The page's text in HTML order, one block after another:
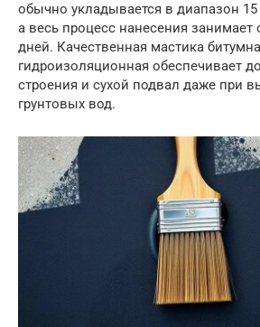
обычно укладывается в диапазон 15
а весь процесс нанесения занимает
дней. Качественная мастика
гидроизоляционная обеспечивает
строения и сухой подвал даже при
грунтовых вод.